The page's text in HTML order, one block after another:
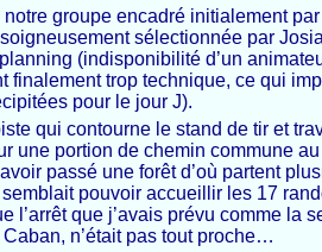
groupe encadré initialement
sélectionnée par
(indisponibilité d’un
finalement trop technique, ce qui
pour le jour J).
qui contourne le stand de tir et
une portion de chemin commune
passé une forêt d’où partent
pouvoir accueillir les 17
l’arrêt que j’avais prévu comme la
n’était pas tout proche…